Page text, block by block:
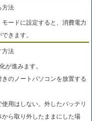
方法
ードに設定すると、消費電力
きます。
方法
が進みます。
のノートパソコンを放置する
用はしない。外したバッテリ
ら取り外したままにした場